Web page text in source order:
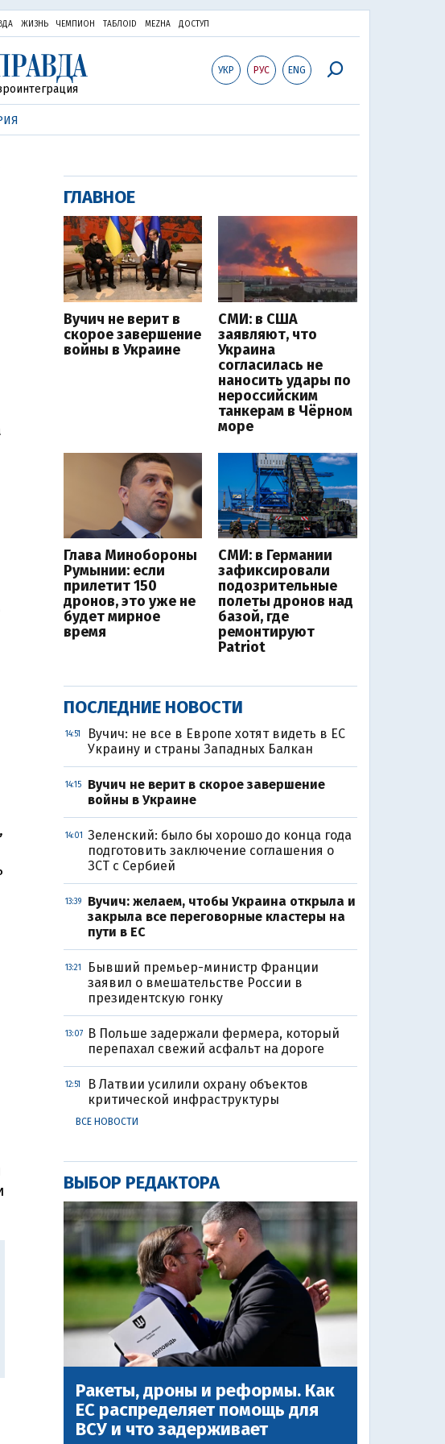
ЖИЗНЬ ЧЕМПИОН ТАБЛОID MEZHA ДОСТУП
УКР РУС ENG
ГЛАВНОЕ
Вучич не верит в
скорое завершение
войны в Украине
СМИ: в США
заявляют, что
Украина
согласилась не
наносить удары по
нероссийским
танкерам в Чёрном
море
Глава Минобороны
Румынии: если
прилетит 150
дронов, это уже не
будет мирное
время
СМИ: в Германии
зафиксировали
подозрительные
полеты дронов над
базой, где
ремонтируют
Patriot
ПОСЛЕДНИЕ НОВОСТИ
14:51
Вучич: не все в Европе хотят видеть в ЕС
Украину и страны Западных Балкан
14:15
Вучич не верит в скорое завершение
войны в Украине
14:01
Зеленский: было бы хорошо до конца года
подготовить заключение соглашения о
ЗСТ с Сербией
13:39
Вучич: желаем, чтобы Украина открыла и
закрыла все переговорные кластеры на
пути в ЕС
13:21
Бывший премьер-министр Франции
заявил о вмешательстве России в
президентскую гонку
13:07
В Польше задержали фермера, который
перепахал свежий асфальт на дороге
12:51
В Латвии усилили охрану объектов
критической инфраструктуры
ВСЕ НОВОСТИ
ВЫБОР РЕДАКТОРА
Ракеты, дроны и реформы. Как
ЕС распределяет помощь для
ВСУ и что задерживает